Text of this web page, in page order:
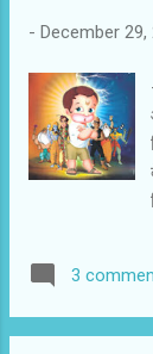
- December 29,
3